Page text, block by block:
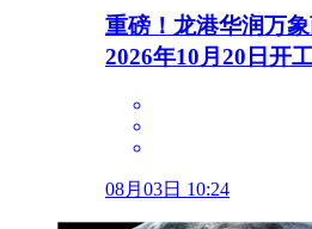
重磅！龙港华润万
2026年10月20日开
08月03日 10:24